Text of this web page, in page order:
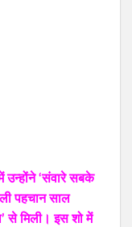
‘संवारे सबके
पहचान साल
से मिली। इस शो में